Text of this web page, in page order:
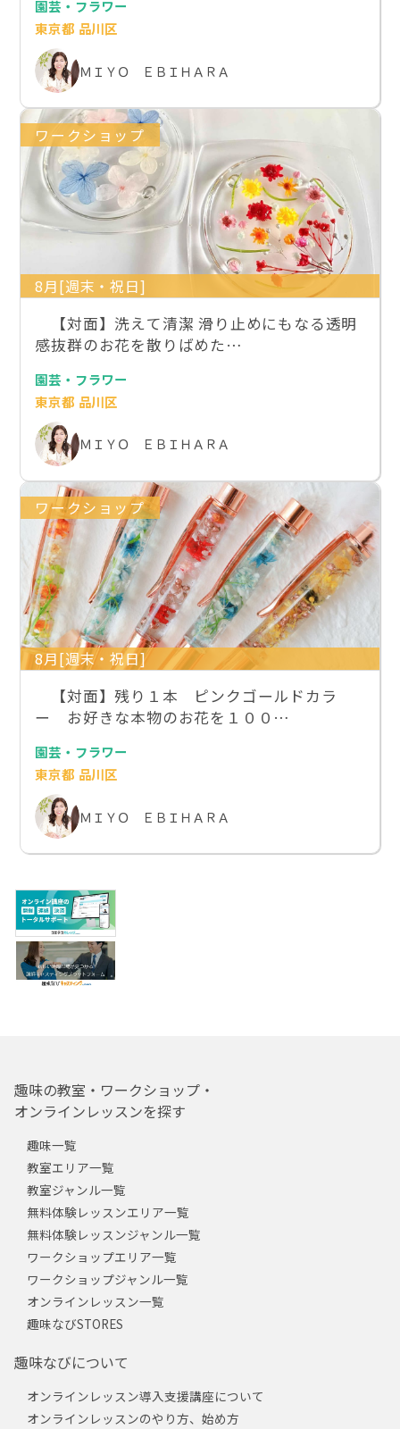
園芸・フラワー
東京都 品川区
ＭＩＹＯ ＥＢＩＨＡＲＡ
ワークショップ
8月[週末・祝日]
【対面】洗えて清潔 滑り止めにもなる透明
感抜群のお花を散りばめた…
園芸・フラワー
東京都 品川区
ＭＩＹＯ ＥＢＩＨＡＲＡ
ワークショップ
8月[週末・祝日]
【対面】残り１本 ピンクゴールドカラ
ー お好きな本物のお花を１００…
園芸・フラワー
東京都 品川区
ＭＩＹＯ ＥＢＩＨＡＲＡ
趣味の教室・ワークショップ・
オンラインレッスンを探す
趣味一覧
教室エリア一覧
教室ジャンル一覧
無料体験レッスンエリア一覧
無料体験レッスンジャンル一覧
ワークショップエリア一覧
ワークショップジャンル一覧
オンラインレッスン一覧
趣味なびSTORES
趣味なびについて
オンラインレッスン導入支援講座について
オンラインレッスンのやり方、始め方